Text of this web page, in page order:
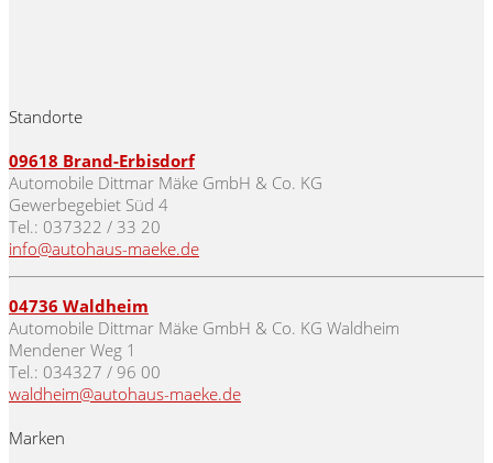
Standorte
09618 Brand-Erbisdorf
Automobile Dittmar Mäke GmbH & Co. KG
Gewerbegebiet Süd 4
Tel.: 037322 / 33 20
info@autohaus-maeke.de
04736 Waldheim
Automobile Dittmar Mäke GmbH & Co. KG Waldheim
Mendener Weg 1
Tel.: 034327 / 96 00
waldheim@autohaus-maeke.de
Marken